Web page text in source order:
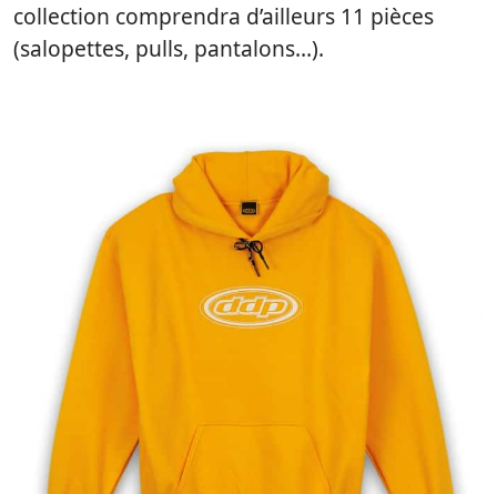
collection comprendra d’ailleurs 11 pièces
(salopettes, pulls, pantalons…).